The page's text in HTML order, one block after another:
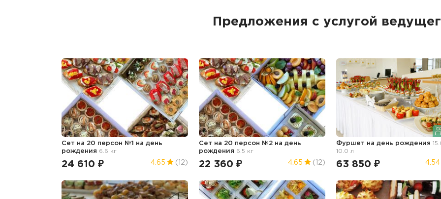
Предложения с услугой
Сет на 20 персон №1 на день
рождения 6.6 кг
24 610 ₽ 4.65 (12)
Сет на 20 персон №2 на день
рождения 6.5 кг
22 360 ₽ 4.65 (12)
Фуршет на день рождения
10.0 л
63 850 ₽ 4.54